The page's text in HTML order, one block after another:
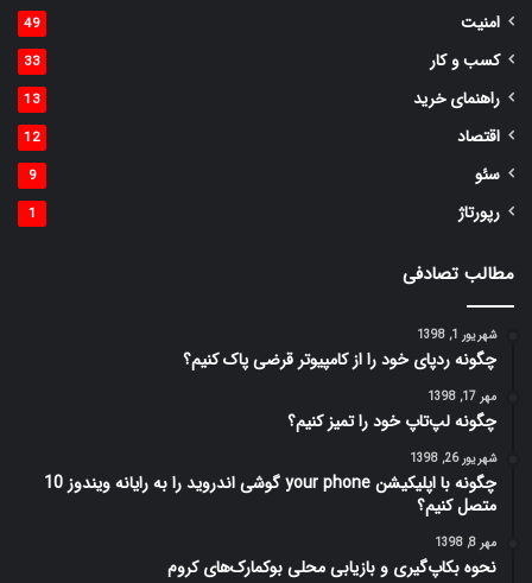
امنیت 49
کسب و کار 33
راهنمای خرید 13
اقتصاد 12
سئو 9
رپورتاژ 1
مطالب تصادفی
شهریور 1, 1398
چگونه ردپای خود را از کامپیوتر قرضی پاک کنیم؟
مهر 17, 1398
چگونه لپ‌تاپ خود را تمیز کنیم؟
شهریور 26, 1398
متصل کنیم؟
مهر 8, 1398
نحوه بکاپ‌گیری و بازیابی محلی بوکمارک‌های کروم